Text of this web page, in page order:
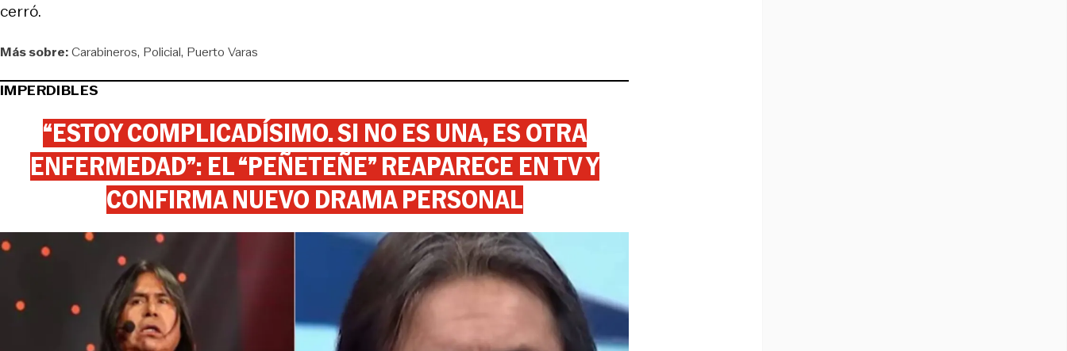
cerró.
Más sobre:Carabineros Policial Puerto Varas
IMPERDIBLES
“ESTOY COMPLICADÍSIMO. SI NO ES UNA, ES OTRA
ENFERMEDAD”: EL “PEÑETEÑE” REAPARECE EN TV Y
CONFIRMA NUEVO DRAMA PERSONAL